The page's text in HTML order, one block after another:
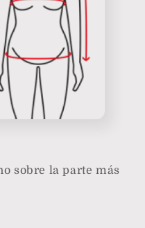
sobre la parte más